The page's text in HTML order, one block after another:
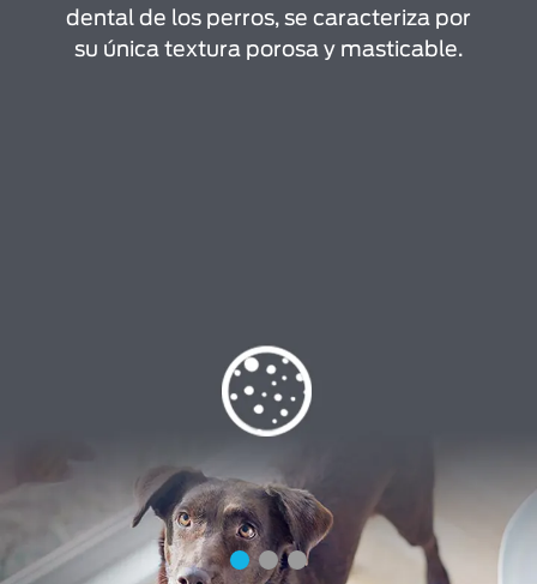
dental de los perros, se caracteriza por
su única textura porosa y masticable.